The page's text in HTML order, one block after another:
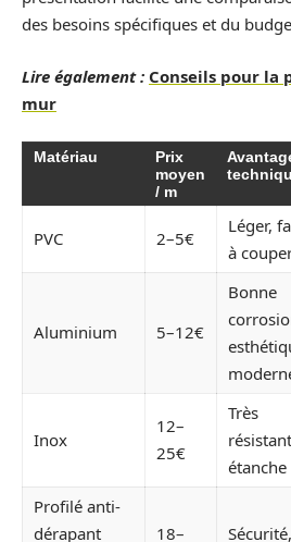
des besoins spécifiques et du
Lire également : Conseils pour la
mur
Matériau
Prix
moyen
/ m
PVC 2–5€
Léger,
à
Aluminium 5–12€
Bonne
Inox
12–
25€
Très
étanche
Profilé anti-
dérapant
18–
Sécurité,